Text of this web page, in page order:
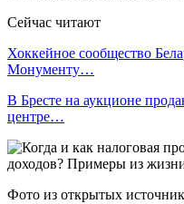
Сейчас читают
Хоккейное сообщество
Монументу…
В Бресте на аукционе
центре…
Фото из открытых